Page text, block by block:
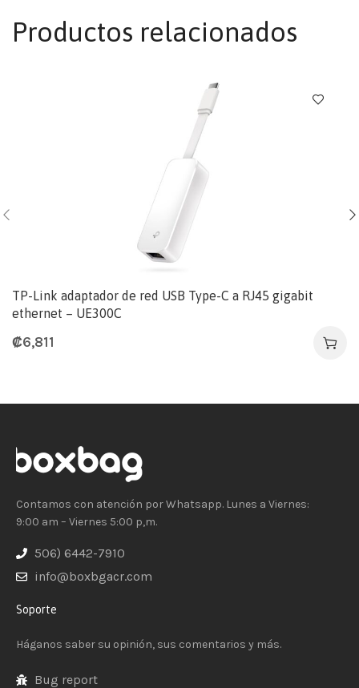
Productos relacionados
TP-Link adaptador de red USB Type-C a RJ45 gigabit
ethernet – UE300C
₡6,811
Contamos con atención por Whatsapp. Lunes a Viernes:
9:00 am – Viernes 5:00 p,m.
506) 6442-7910
info@boxbgacr.com
Soporte
Háganos saber su opinión, sus comentarios y más.
Bug report